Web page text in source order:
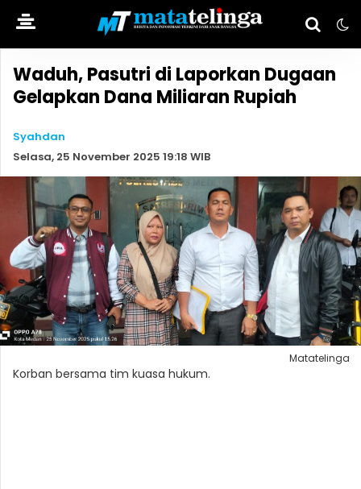
Waduh, Pasutri di Laporkan Dugaan
Gelapkan Dana Miliaran Rupiah
Syahdan
Selasa, 25 November 2025 19:18 WIB
Matatelinga
Korban bersama tim kuasa hukum.